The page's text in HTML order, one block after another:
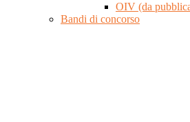
OIV (da
Bandi di concorso